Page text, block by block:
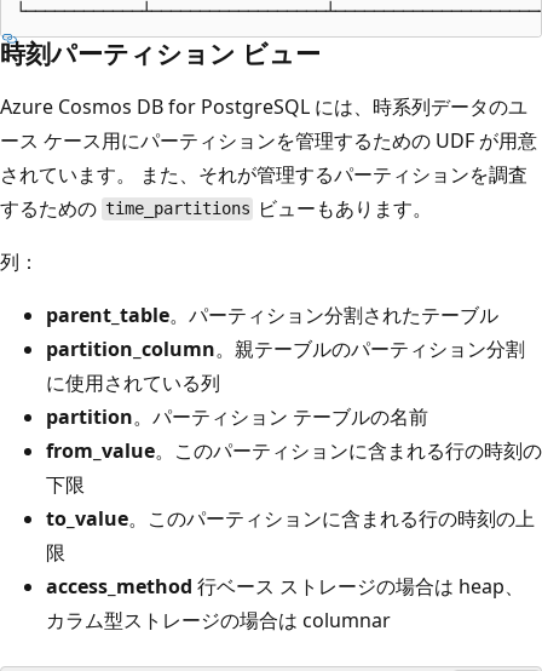
時刻パーティション ビュー
Azure Cosmos DB for PostgreSQL には、時系列データのユ
ース ケース用にパーティションを管理するための UDF が用意
されています。 また、それが管理するパーティションを調査
するための time_partitions
ビューもあります。
列：
parent_table。パーティション分割されたテーブル
partition_column。親テーブルのパーティション分割
に使用されている列
partition。パーティション テーブルの名前
from_value。このパーティションに含まれる行の時刻の
下限
to_value。このパーティションに含まれる行の時刻の上
限
access_method 行ベース ストレージの場合は heap、
カラム型ストレージの場合は columnar